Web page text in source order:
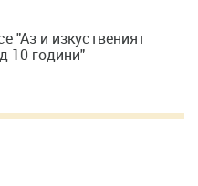
"Аз и изкуственият
10 години"